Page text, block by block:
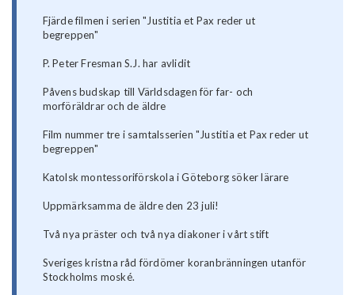
Fjärde filmen i serien "Justitia et Pax reder ut
begreppen"
P. Peter Fresman S.J. har avlidit
Påvens budskap till Världsdagen för far- och
morföräldrar och de äldre
Film nummer tre i samtalsserien "Justitia et Pax reder ut
begreppen"
Katolsk montessoriförskola i Göteborg söker lärare
Uppmärksamma de äldre den 23 juli!
Två nya präster och två nya diakoner i vårt stift
Sveriges kristna råd fördömer koranbränningen utanför
Stockholms moské.